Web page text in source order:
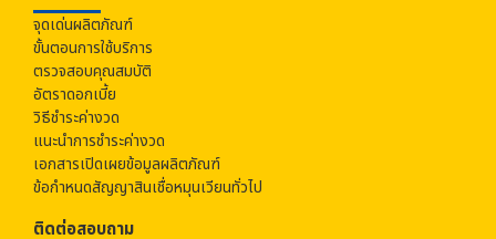
จุดเด่นผลิตภัณฑ์
ขั้นตอนการใช้บริการ
ตรวจสอบคุณสมบัติ
อัตราดอกเบี้ย
วิธีชำระค่างวด
แนะนำการชำระค่างวด
เอกสารเปิดเผยข้อมูลผลิตภัณฑ์
ข้อกำหนดสัญญาสินเชื่อหมุนเวียนทั่วไป
ติดต่อสอบถาม